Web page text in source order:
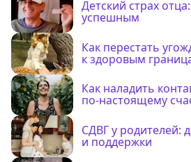
Детский страх
успешным
Как перестать
к здоровым
Как наладить
по-настоящему
СДВГ у родителей:
и поддержки